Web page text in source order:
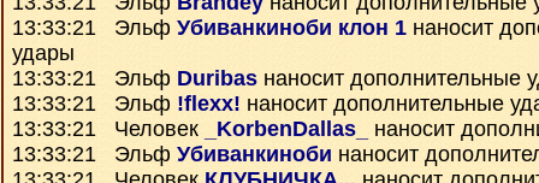
13:33:21 Эльф Убиванкиноби клон 1 наносит
удары
13:33:21 Эльф Duribas наносит дополнительные
13:33:21 Эльф !flexx! наносит дополнительные
13:33:21 Человек
_KorbenDallas_
наносит
13:33:21 Эльф Убиванкиноби наносит